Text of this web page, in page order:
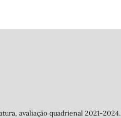
avaliação quadrienal 2021-2024.